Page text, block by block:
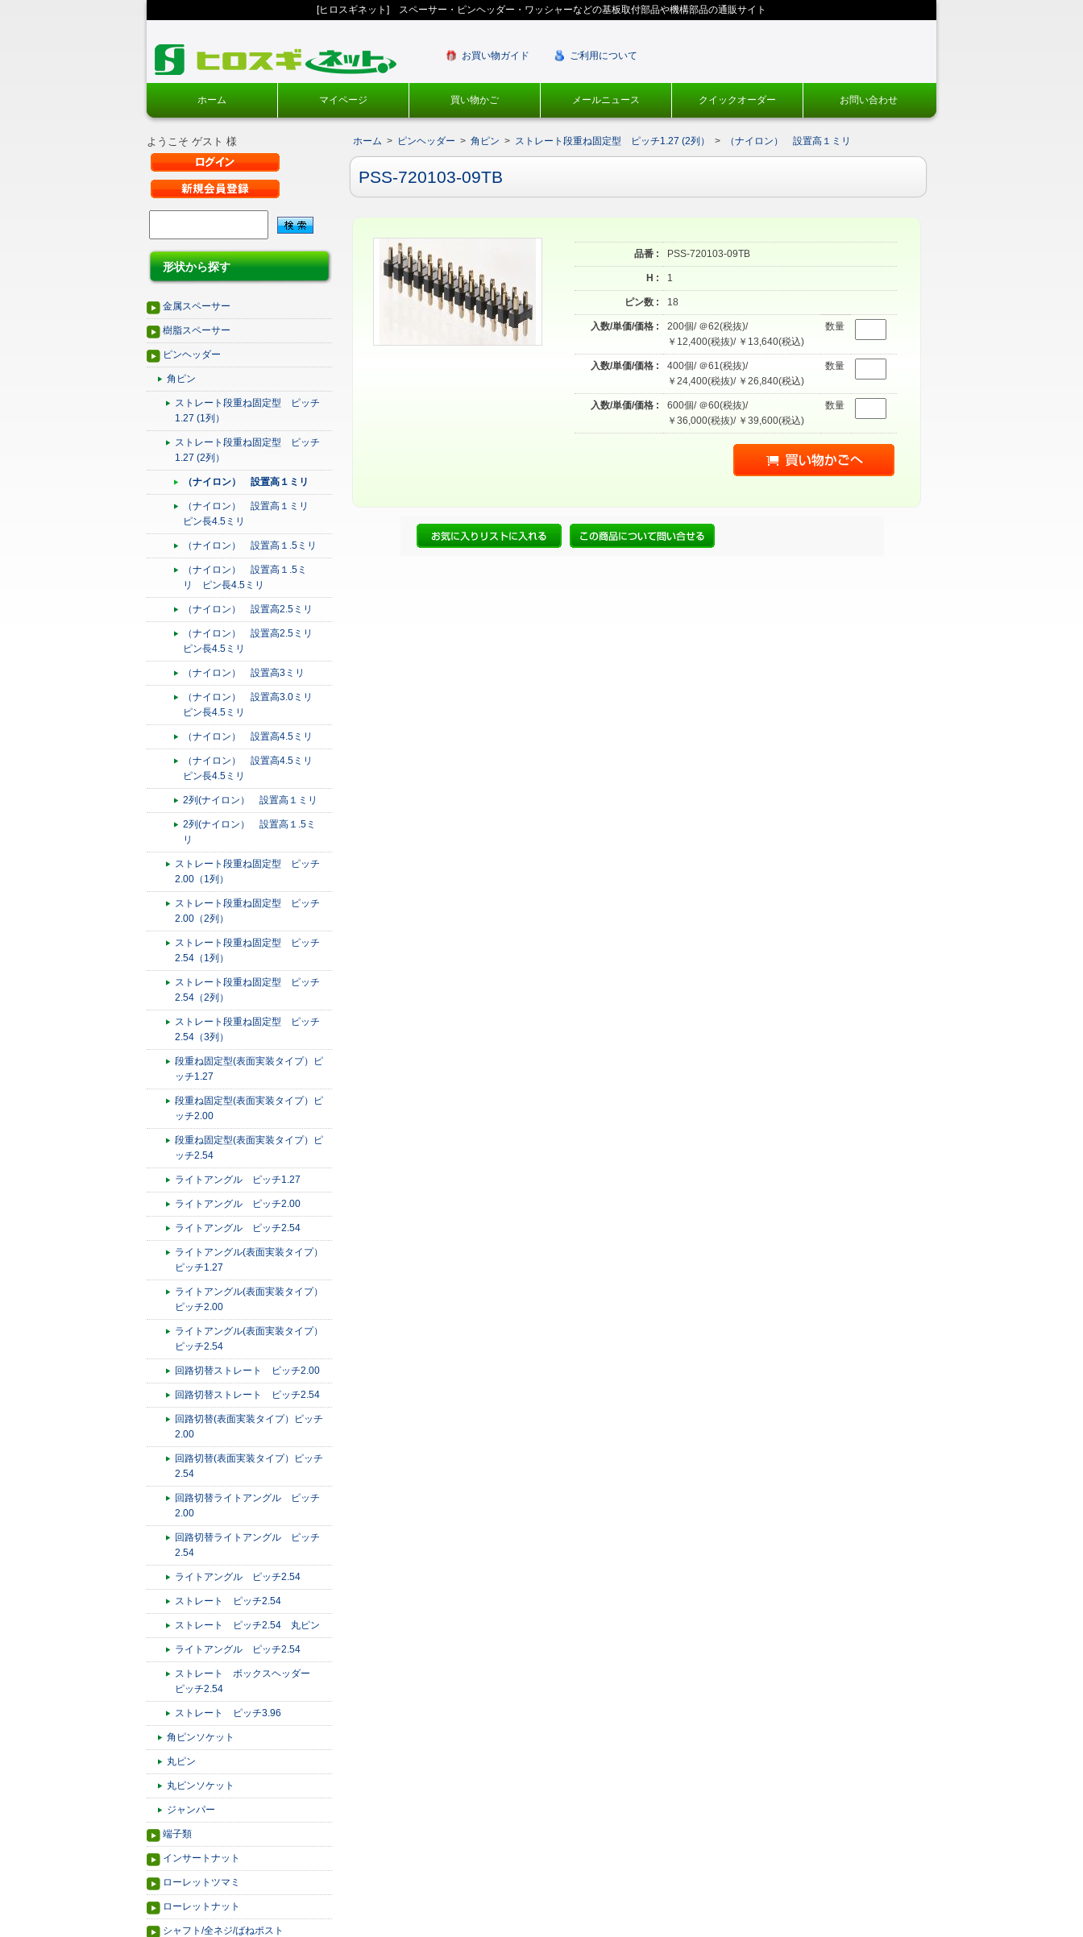
[ヒロスギネット] スペーサー・ピンヘッダー・ワッシャーなどの基板取付部品や機構部品の通販サイト
お買い物ガイド ご利用について
ホーム マイページ 買い物かご メールニュース クイックオーダー お問い合わせ
ようこそ ゲスト 様
形状から探す
金属スペーサー
樹脂スペーサー
ピンヘッダー
角ピン
ストレート段重ね固定型 ピッチ
1.27 (1列）
ストレート段重ね固定型 ピッチ
1.27 (2列）
（ナイロン） 設置高１ミリ
（ナイロン） 設置高１ミリ
ピン長4.5ミリ
（ナイロン） 設置高１.5ミリ
（ナイロン） 設置高１.5ミ
リ ピン長4.5ミリ
（ナイロン） 設置高2.5ミリ
（ナイロン） 設置高2.5ミリ
ピン長4.5ミリ
（ナイロン） 設置高3ミリ
（ナイロン） 設置高3.0ミリ
ピン長4.5ミリ
（ナイロン） 設置高4.5ミリ
（ナイロン） 設置高4.5ミリ
ピン長4.5ミリ
2列(ナイロン） 設置高１ミリ
2列(ナイロン） 設置高１.5ミ
リ
ストレート段重ね固定型 ピッチ
2.00（1列）
ストレート段重ね固定型 ピッチ
2.00（2列）
ストレート段重ね固定型 ピッチ
2.54（1列）
ストレート段重ね固定型 ピッチ
2.54（2列）
ストレート段重ね固定型 ピッチ
2.54（3列）
段重ね固定型(表面実装タイプ）ピ
ッチ1.27
段重ね固定型(表面実装タイプ）ピ
ッチ2.00
段重ね固定型(表面実装タイプ）ピ
ッチ2.54
ライトアングル ピッチ1.27
ライトアングル ピッチ2.00
ライトアングル ピッチ2.54
ライトアングル(表面実装タイプ）
ピッチ1.27
ライトアングル(表面実装タイプ）
ピッチ2.00
ライトアングル(表面実装タイプ）
ピッチ2.54
回路切替ストレート ピッチ2.00
回路切替ストレート ピッチ2.54
回路切替(表面実装タイプ）ピッチ
2.00
回路切替(表面実装タイプ）ピッチ
2.54
回路切替ライトアングル ピッチ
2.00
回路切替ライトアングル ピッチ
2.54
ライトアングル ピッチ2.54
ストレート ピッチ2.54
ストレート ピッチ2.54 丸ピン
ライトアングル ピッチ2.54
ストレート ボックスヘッダー
ピッチ2.54
ストレート ピッチ3.96
角ピンソケット
丸ピン
丸ピンソケット
ジャンパー
端子類
インサートナット
ローレットツマミ
ローレットナット
シャフト/全ネジ/ばねポスト
ホーム > ピンヘッダー > 角ピン > ストレート段重ね固定型 ピッチ1.27 (2列） > （ナイロン） 設置高１ミリ
PSS-720103-09TB
品番 : PSS-720103-09TB
H : 1
ピン数 : 18
入数/単価/価格 :
200個/ ＠62(税抜)/
￥12,400(税抜)/ ￥13,640(税込)
数量
入数/単価/価格 :
400個/ ＠61(税抜)/
￥24,400(税抜)/ ￥26,840(税込)
数量
入数/単価/価格 :
600個/ ＠60(税抜)/
￥36,000(税抜)/ ￥39,600(税込)
数量